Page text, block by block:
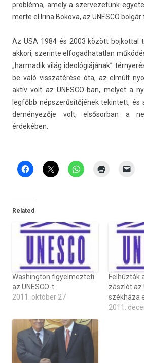
probléma, amely a szer­vezetünk
merte el Irina Bokova, az UN­ES­CO
Az USA 1984 és 2003 között boj­kott­al
ak­kori, szerin­te el­fogad­hatat­lan
„har­madik világ ideológiájának”
be való visszatérése óta, az elmúlt
aktív volt az UNESCO-ban, melyet a
legfőbb népszerűsítőjének tekin­tett,
deményezője volt, el­sősor­ban a
érdekében.
Related
Washington figyelmezteti
az UNESCO-t
2011. október 27
Felhúzták
zászlót az
székháza
2011.